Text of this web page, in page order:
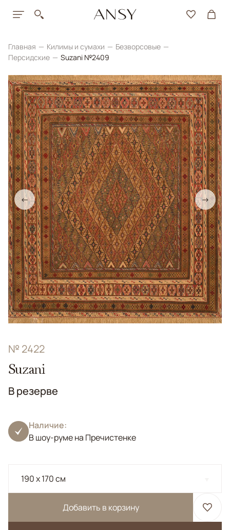
Главная Килимы и сумахи
Безворсовые
Персидские
Suzani №2409
← →
№ 2422
Suzani
В резерве
Наличие:
В шоу-руме на Пречистенке
190 x 170 см
Добавить в корзину